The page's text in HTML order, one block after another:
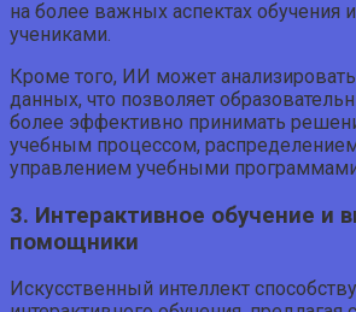
на более важных аспектах обучения
учениками.
Кроме того, ИИ может
данных, что позволяет
более эффективно принимать
учебным процессом,
управлением учебными
3. Интерактивное обучение и
помощники
Искусственный интеллект